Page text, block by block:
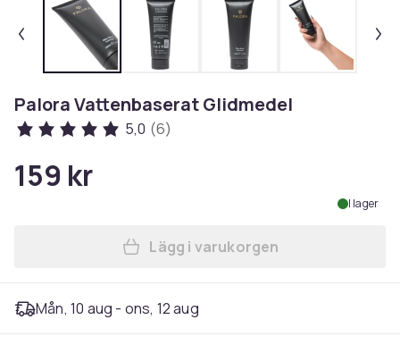
Palora Vattenbaserat Glidmedel
5,0 (6)
159 kr
I lager
Lägg till Palora
Lägg i varukorgen
Mån, 10 aug - ons, 12 aug